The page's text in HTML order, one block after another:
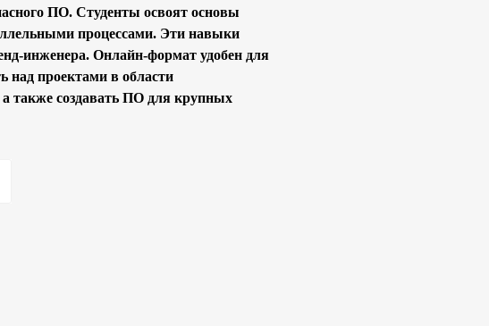
ПО. Студенты освоят основы
процессами. Эти навыки
инженера. Онлайн-формат удобен для
над проектами в области
также создавать ПО для крупных